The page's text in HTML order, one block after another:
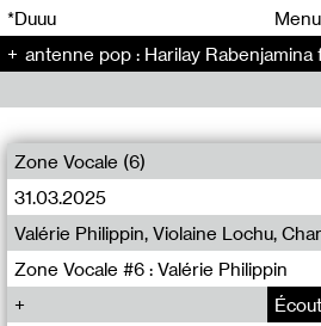
*Duuu
Menu
antenne pop : Harilay Rabenjamina feat.
Zone Vocale (6)
31.03.2025
Zone Vocale #6 : Valérie Philippin
Valérie Philippin, Violaine Lochu,
00
00